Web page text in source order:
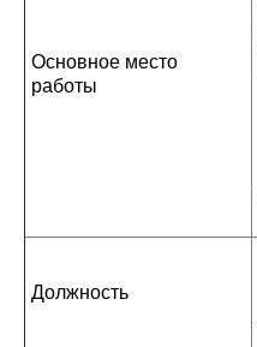
Основное место
работы
Должность